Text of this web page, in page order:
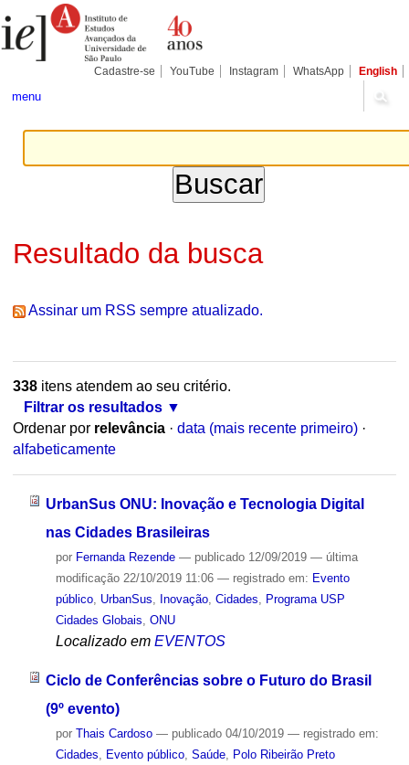
para
conteúdo.
Pessoais
Cadastre-se YouTube Instagram WhatsApp English
menu
Resultado da busca
Assinar um RSS sempre atualizado.
338itens atendem ao seu critério.
Filtrar os resultados
Ordenar por relevância · data (mais recente primeiro) ·
alfabeticamente
UrbanSus ONU: Inovação e Tecnologia Digital
nas Cidades Brasileiras
por Fernanda Rezende — publicado12/09/2019 — última
modificação22/10/2019 11:06 — registrado em: Evento
público, UrbanSus Inovação, Cidades
Programa USP
Cidades Globais ONU
Localizado em EVENTOS
Ciclo de Conferências sobre o Futuro do Brasil
(9º evento)
por Thais Cardoso — publicado04/10/2019 — registrado em:
Cidades
Evento público, Saúde, Polo Ribeirão Preto